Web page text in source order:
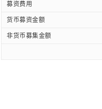
募资费用
货币募资金额
非货币募集金额